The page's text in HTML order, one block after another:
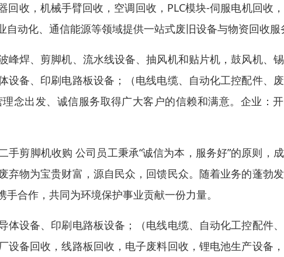
收，机械手臂回收，空调回收，PLC模块-伺服电机回收
动化、通信能源等领域提供一站式废旧设备与物资回收服
峰焊、剪脚机、流水线设备、抽风机和贴片机，鼓风机、
设备、印刷电路板设备；（电线电缆、自动化工控配件、
念出发、诚信服务取得广大客户的信赖和满意。企业：
剪脚机收购 公司员工秉承“诚信为本，服务好”的原则，
物为宝贵财富，源自民众，回馈民众。随着业务的蓬勃
合作，共同为环境保护事业贡献一份力量。
设备、印刷电路板设备；（电线电缆、自动化工控配件
备回收，线路板回收，电子废料回收，锂电池生产设备